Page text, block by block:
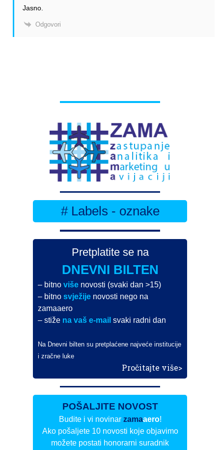
Jasno.
Odgovori
# Labels - oznake
Pretplatite se na
DNEVNI BILTEN
– bitnoviše novosti (svaki dan >15)
– bitnosvježije novosti nego na
zamaaero
– stiže na vaš e-mail svaki radni dan
Na Dnevni bilten su pretplaćene najveće institucije
i zračne luke
Pročitajte više>
POŠALJITE NOVOST
Budite i vi novinar zamaaero!
Ako pošaljete 10 novosti koje objavimo
možete postati honorarni suradnik